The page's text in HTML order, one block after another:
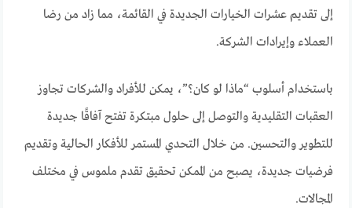
إلى تقديم عشرات الخيارات الجديدة في القائمة، مما زاد من رضا
العملاء وإيرادات الشركة.
باستخدام أسلوب “ماذا لو كان؟”، يمكن للأفراد والشركات تجاوز
العقبات التقليدية والتوصل إلى حلول مبتكرة تفتح آفاقًا جديدة
للتطوير والتحسين. من خلال التحدي المستمر للأفكار الحالية وتقديم
فرضيات جديدة، يصبح من الممكن تحقيق تقدم ملموس في مختلف
المجالات.